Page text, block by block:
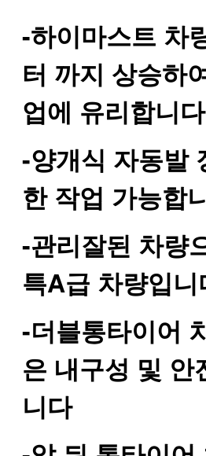
-하이마스트 차
터 까지 상승하
업에 유리합니다
-양개식 자동발
한 작업 가능합
-관리잘된 차량
특A급 차량입니
-더블통타이어
은 내구성 및 안
니다